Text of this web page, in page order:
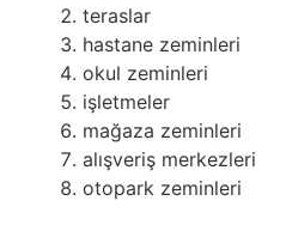
teraslar
hastane zeminleri
okul zeminleri
işletmeler
mağaza zeminleri
alışveriş merkezleri
otopark zeminleri